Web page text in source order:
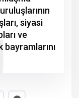
siyasi
ve